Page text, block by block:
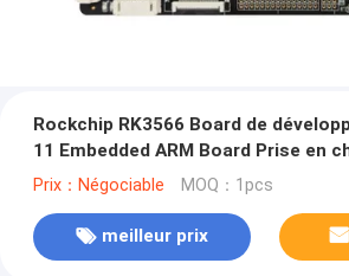
Rockchip RK3566 Board de
11 Embedded ARM Board Prise en
LAN 4G Lte
Prix：Négociable MOQ：1pcs
meilleur prix